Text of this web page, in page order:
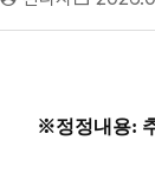
※정정내용: